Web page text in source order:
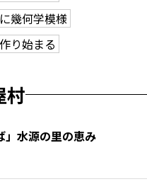
幾何学模様
り始まる
村
」水源の里の恵み